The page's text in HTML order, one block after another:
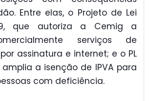
Entre elas, o Projeto de Lei
que autoriza a Cemig a
serviços de
assinatura e internet; e o PL
amplia a isenção de IPVA para
com deficiência.